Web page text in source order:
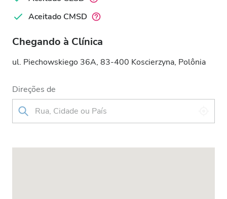
Aceitado CMSD
Chegando à Clínica
ul. Piechowskiego 36A, 83-400 Koscierzyna, Polônia
Direções de